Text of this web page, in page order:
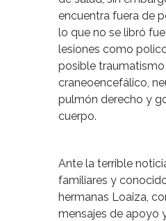
encuentra fuera de
lo que no se libró
lesiones como
posible traumatismo
craneoencefálico,
pulmón derecho y
cuerpo.
Ante la terrible
familiares y
hermanas Loaiza,
mensajes de apoyo